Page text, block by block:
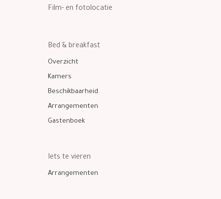
Film- en fotolocatie
Bed & breakfast
Overzicht
Kamers
Beschikbaarheid
Arrangementen
Gastenboek
Iets te vieren
Arrangementen